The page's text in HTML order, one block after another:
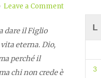
Leave a Comment
dare il Figlio
eterna. Dio,
perché il
chi non crede è
L
3